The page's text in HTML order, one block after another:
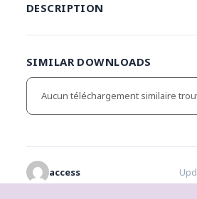
DESCRIPTION
SIMILAR DOWNLOADS
Aucun téléchargement similaire
access